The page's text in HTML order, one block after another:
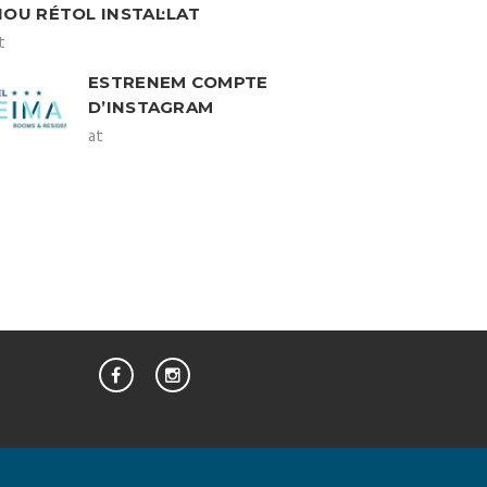
RÉTOL INSTAL·LAT
ESTRENEM COMPTE
D’INSTAGRAM
at